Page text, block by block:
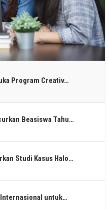
Program Creativ…
Beasiswa Tahu…
Studi Kasus Halo…
untuk…